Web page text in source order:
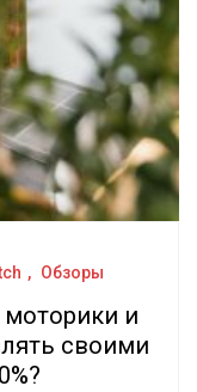
Обзоры
и
своими